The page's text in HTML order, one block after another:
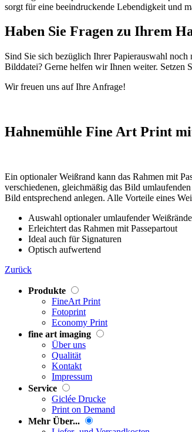
sorgt für eine beeindruckende Lebendigkeit und
Haben Sie Fragen zu Ihrem
Sind Sie sich bezüglich Ihrer Papierauswahl
Bilddatei? Gerne helfen wir Ihnen weiter. Setzen
Wir freuen uns auf Ihre Anfrage!
Hahnemühle Fine Art Print
Ein optionaler Weißrand kann das Rahmen mit
verschiedenen, gleichmäßig das Bild
Bild entsprechend anlegen. Alle Vorteile eines
Auswahl optionaler umlaufender
Erleichtert das Rahmen mit Passepartout
Ideal auch für Signaturen
Optisch aufwertend
Zurück
Produkte
FineArt Print
Fotoprint
Economy Print
fine art imaging
Über uns
Qualität
Kontakt
Impressum
Service
Giclée Drucke
Print on Demand
Mehr Über...